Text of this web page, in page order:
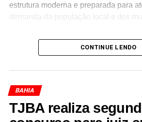
estrutura moderna e preparada para
demanda da população local e dos
Entre os diferenciais da loja estão os
garantem maior agilidade no
conforto e comodidade aos clientes
Com a inauguração, a empresa chega
Bahia, consolidando sua presença
reforçando os investimentos em
CONTINUE LENDO
BAHIA
TJBA realiza